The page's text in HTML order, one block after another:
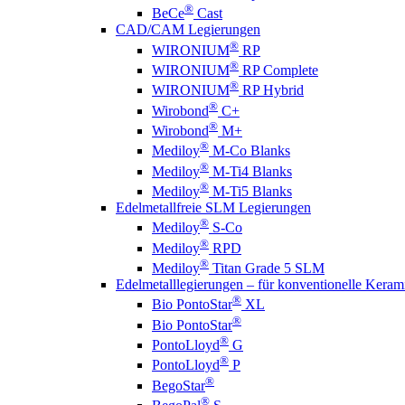
BeCe® Cast
CAD/CAM Legierungen
WIRONIUM® RP
WIRONIUM® RP Complete
WIRONIUM® RP Hybrid
Wirobond® C+
Wirobond® M+
Mediloy® M-Co Blanks
Mediloy® M-Ti4 Blanks
Mediloy® M-Ti5 Blanks
Edelmetallfreie SLM Legierungen
Mediloy® S-Co
Mediloy® RPD
Mediloy® Titan Grade 5 SLM
Edelmetalllegierungen – für konventionelle
Bio PontoStar® XL
Bio PontoStar®
PontoLloyd® G
PontoLloyd® P
BegoStar®
®